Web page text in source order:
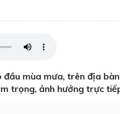
đầu mùa mưa, trên địa
trọng, ảnh hưởng trực